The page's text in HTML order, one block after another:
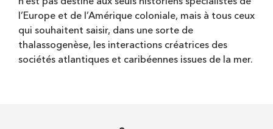
l’Europe et de l’Amérique coloniale, mais à tous ceux
qui souhaitent saisir, dans une sorte de
thalassogenèse, les interactions créatrices des
sociétés atlantiques et caribéennes issues de la mer.